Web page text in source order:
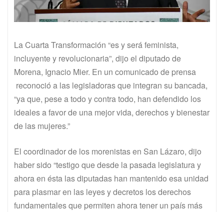
La Cuarta Transformación “es y será feminista,
incluyente y revolucionaria”, dijo el diputado de
Morena, Ignacio Mier. En un comunicado de prensa
reconoció a las legisladoras que integran su bancada,
“ya que, pese a todo y contra todo, han defendido los
ideales a favor de una mejor vida, derechos y bienestar
de las mujeres.”
El coordinador de los morenistas en San Lázaro, dijo
haber sido “testigo que desde la pasada legislatura y
ahora en ésta las diputadas han mantenido esa unidad
para plasmar en las leyes y decretos los derechos
fundamentales que permiten ahora tener un país más